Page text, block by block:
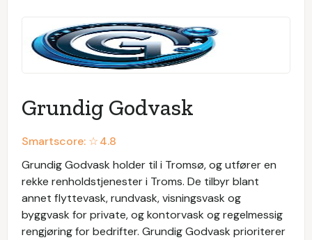
Grundig Godvask
Smartscore: ☆4.8
Grundig Godvask holder til i Tromsø, og utfører en
rekke renholdstjenester i Troms. De tilbyr blant
annet flyttevask, rundvask, visningsvask og
byggvask for private, og kontorvask og regelmessig
rengjøring for bedrifter. Grundig Godvask prioriterer